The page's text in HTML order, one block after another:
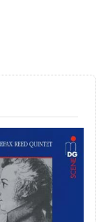
ohne Zopf
des
der das
Zyklus zu
führte doch
zur